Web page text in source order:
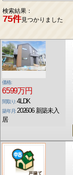
検索結果：
75件見つかりました
価格:
6599万円
間取り:4LDK
築年月:202606 新築未入
居